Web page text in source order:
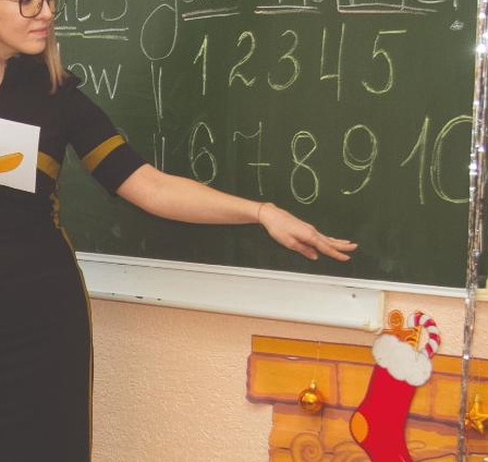
пользоваться, чтобы не
нарушать закон
5 августа 2026
Директор ИИГСО НГПУ:
региональный компонент курса
«Россия – мои горизонты»
поможет школьникам с
выбором актуальной профессии
5 августа 2026
НГПУ ждет первокурсников на
собрания по зачислению
4 августа 2026